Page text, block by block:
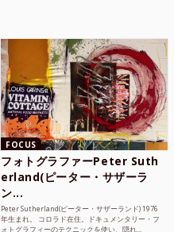
FOCUS
フォトグラファーPeter Suth
erland(ピーター・サザーラ
ン...
Peter Sutherland(ピーター・サザーランド) 1976
年生まれ。 コロラド在住。ドキュメンタリー・フ
ォトグラフィーのテクニックを使い、隠れ...